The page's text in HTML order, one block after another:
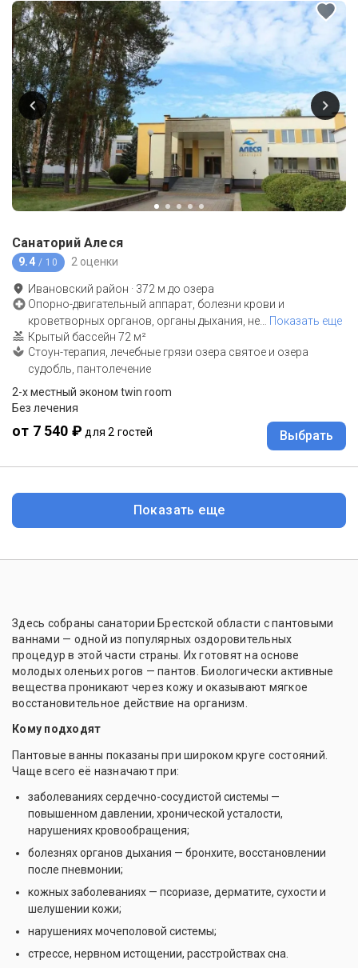
Санаторий Алеся
9.4 / 10 2 оценки
Ивановский район · 372 м до озера
Опорно-двигательный аппарат, болезни крови и
кроветворных органов, органы дыхания, не
Показать еще
Крытый бассейн 72 м²
Стоун-терапия, лечебные грязи озера святое и озера
судобль, пантолечение
2-x местный эконом twin room
Без лечения
от 7 540 ₽ для 2 гостей Выбрать
Показать еще
Здесь собраны санатории Брестской области с пантовыми
ваннами — одной из популярных оздоровительных
процедур в этой части страны. Их готовят на основе
молодых оленьих рогов — пантов. Биологически активные
вещества проникают через кожу и оказывают мягкое
восстановительное действие на организм.
Кому подходят
Пантовые ванны показаны при широком круге состояний.
Чаще всего её назначают при:
заболеваниях сердечно-сосудистой системы —
повышенном давлении, хронической усталости,
нарушениях кровообращения;
болезнях органов дыхания — бронхите, восстановлении
после пневмонии;
кожных заболеваниях — псориазе, дерматите, сухости и
шелушении кожи;
нарушениях мочеполовой системы;
стрессе, нервном истощении, расстройствах сна.